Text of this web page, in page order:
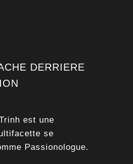
DERRIERE
est une
se
Passionologue.